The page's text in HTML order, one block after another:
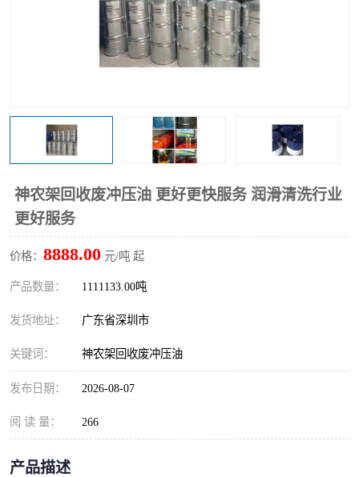
神农架回收废冲压油 更好更快服务 润滑清洗行业
更好服务
价格： 8888.00 元/吨 起
产品数量： 1111133.00吨
发货地址： 广东省深圳市
关键词： 神农架回收废冲压油
发布日期： 2026-08-07
阅 读 量： 266
产品描述